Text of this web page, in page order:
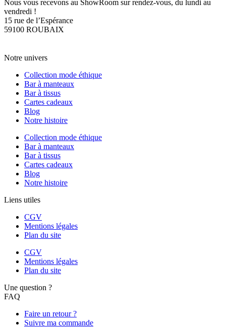
Nous vous recevons au ShowRoom sur rendez-vous, du lundi au
vendredi !
15 rue de l’Espérance
59100 ROUBAIX
Notre univers
Collection mode éthique
Bar à manteaux
Bar à tissus
Cartes cadeaux
Blog
Notre histoire
Collection mode éthique
Bar à manteaux
Bar à tissus
Cartes cadeaux
Blog
Notre histoire
Liens utiles
CGV
Mentions légales
Plan du site
CGV
Mentions légales
Plan du site
Une question ?
FAQ
Faire un retour ?
Suivre ma commande